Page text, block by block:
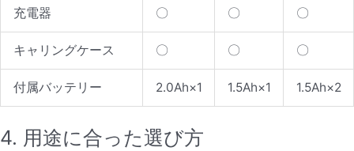
充電器 〇 〇 〇
キャリングケース 〇 〇 〇
付属バッテリー 2.0Ah×1 1.5Ah×1 1.5Ah×2
4. 用途に合った選び方